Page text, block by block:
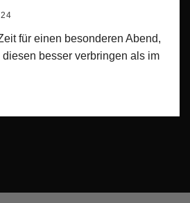
für einen besonderen Abend,
besser verbringen als im